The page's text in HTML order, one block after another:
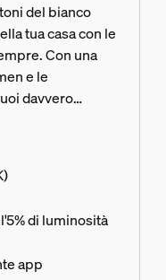
del bianco
tua casa con le
Con una
e le
davvero
tue esigenze,
luminosità
di luminosità
app